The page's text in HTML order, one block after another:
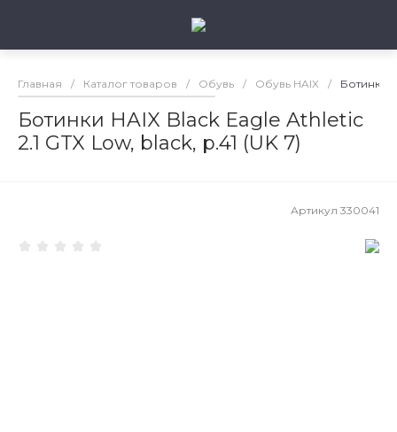
Главная / Каталог товаров / Обувь / Обувь HAIX / Ботинки
Ботинки HAIX Black Eagle Athletic
2.1 GTX Low, black, р.41 (UK 7)
Артикул 330041